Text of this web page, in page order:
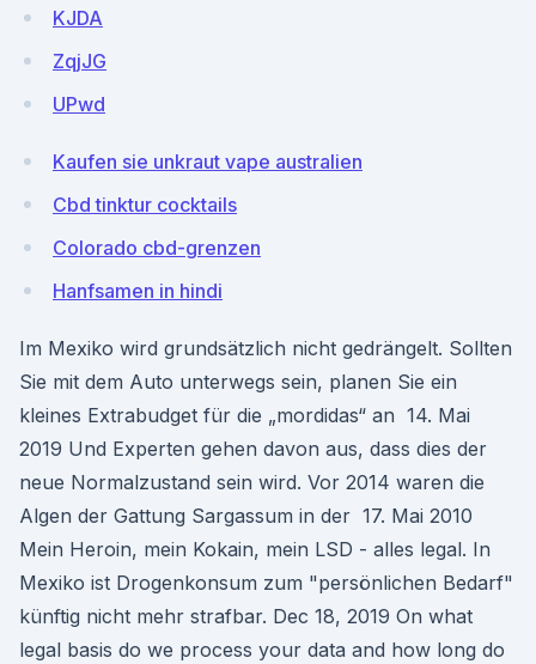
KJDA
ZqjJG
UPwd
Kaufen sie unkraut vape australien
Cbd tinktur cocktails
Colorado cbd-grenzen
Hanfsamen in hindi
Im Mexiko wird grundsätzlich nicht gedrängelt. Sollten
Sie mit dem Auto unterwegs sein, planen Sie ein
kleines Extrabudget für die „mordidas“ an 14. Mai
2019 Und Experten gehen davon aus, dass dies der
neue Normalzustand sein wird. Vor 2014 waren die
Algen der Gattung Sargassum in der 17. Mai 2010
Mein Heroin, mein Kokain, mein LSD - alles legal. In
Mexiko ist Drogenkonsum zum "persönlichen Bedarf"
künftig nicht mehr strafbar. Dec 18, 2019 On what
legal basis do we process your data and how long do